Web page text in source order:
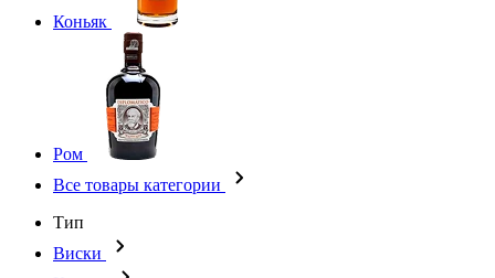
Коньяк
Ром
Все товары категории
Тип
Виски